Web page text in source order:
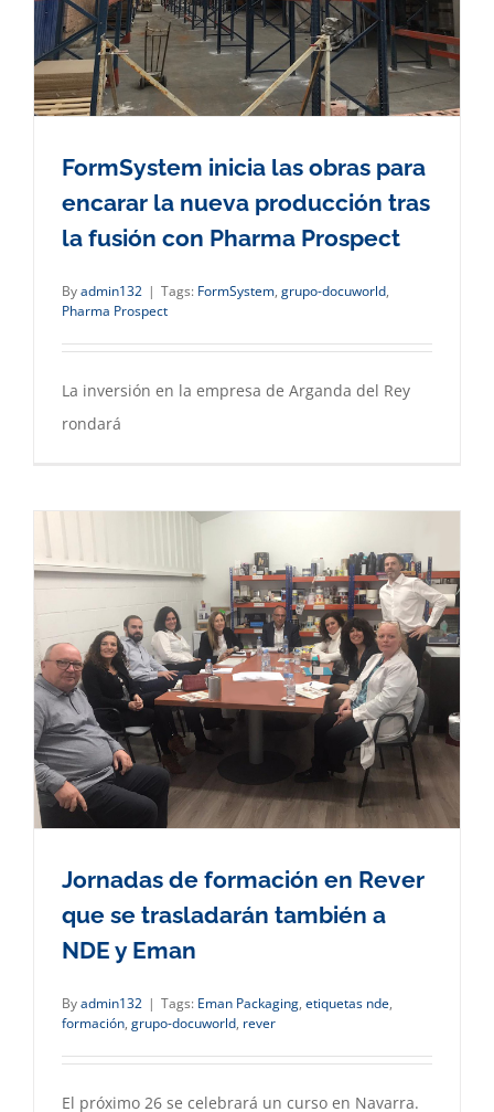
FormSystem inicia las obras para
encarar la nueva producción tras
la fusión con Pharma Prospect
Byadmin132 | Tags: FormSystem, grupo-docuworld,
Pharma Prospect
La inversión en la empresa de Arganda del Rey
rondará
Jornadas de formación en Rever
que se trasladarán también a
NDE y Eman
Byadmin132 | Tags: Eman Packaging, etiquetas nde,
formación, grupo-docuworld, rever
El próximo 26 se celebrará un curso en Navarra.